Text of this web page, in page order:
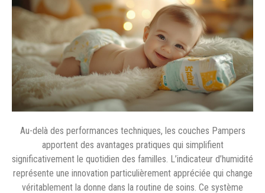
Au-delà des performances techniques, les couches Pampers
apportent des avantages pratiques qui simplifient
significativement le quotidien des familles. L’indicateur d’humidité
représente une innovation particulièrement appréciée qui change
véritablement la donne dans la routine de soins. Ce système